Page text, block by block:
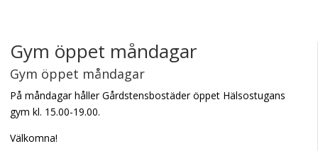
Gym öppet måndagar
Gym öppet måndagar
På måndagar håller Gårdstensbostäder öppet Hälsostugans
gym kl. 15.00-19.00.
Välkomna!